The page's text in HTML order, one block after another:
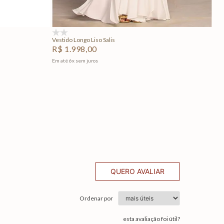
Adicionar na sacola
Vestido Longo Liso Salis
R$ 1 .998,00
Em até6x sem juros
QUERO AVALIAR
Ordenar por
esta avaliação foi útil?